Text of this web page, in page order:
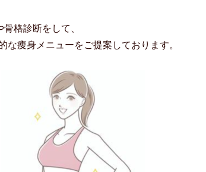
格診断をして、
な痩身メニューをご提案しております。